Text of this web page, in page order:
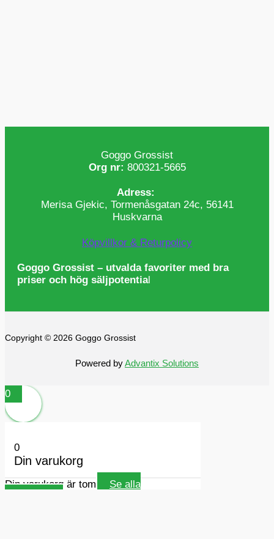
Goggo Grossist
Org nr: 800321-5665
Adress:
Merisa Gjekic, Tormenåsgatan 24c, 56141
Huskvarna
Köpvillkor & Returpolicy
Goggo Grossist – utvalda favoriter med bra
priser och hög säljpotential
Copyright © 2026 Goggo Grossist
Powered byAdvantix Solutions
0
0
Din varukorg
Din varukorg är tom
Se alla